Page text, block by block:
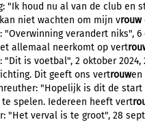
"Ik houd nu al van de club en
niet wachten om mijn vrouw
"Overwinning verandert niks", 6
allemaal neerkomt op vert
"Dit is voetbal", 2 oktober 2024,
Dit geeft ons vertrouwen
"Hopelijk is dit de start
te spelen. Iedereen heeft vert
"Het verval is te groot", 28